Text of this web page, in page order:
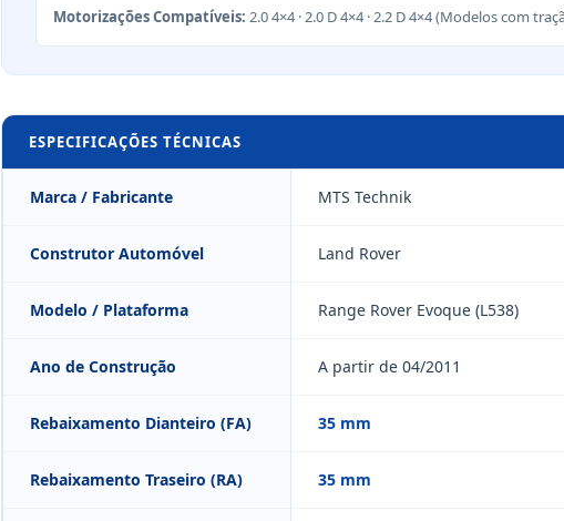
Motorizações Compatíveis: 2.0 4×4 · 2.0 D 4×4 · 2.2 D 4×4 (Modelos com
ESPECIFICAÇÕES TÉCNICAS
Marca / Fabricante MTS Technik
Construtor Automóvel Land Rover
Modelo / Plataforma Range Rover Evoque (L538)
Ano de Construção A partir de 04/2011
Rebaixamento Dianteiro (FA) 35 mm
Rebaixamento Traseiro (RA) 35 mm